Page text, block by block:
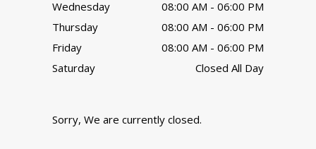
Wednesday
08:00 AM - 06:00 PM
Thursday
08:00 AM - 06:00 PM
Friday
08:00 AM - 06:00 PM
Saturday
Closed All Day
Sorry, We are currently closed.